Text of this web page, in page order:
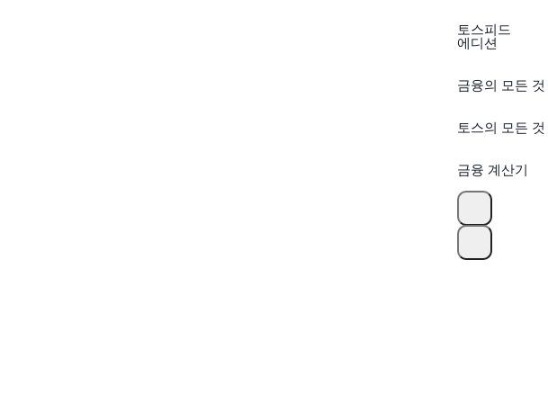
토스피드
에디션
금융의 모든 것
토스의 모든 것
금융 계산기